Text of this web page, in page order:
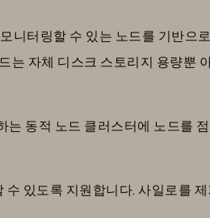
니터링할 수 있는 노드를 기반으
는 자체 디스크 스토리지 용량뿐
는 동적 노드 클러스터에 노드를
있도록 지원합니다. 사일로를 제